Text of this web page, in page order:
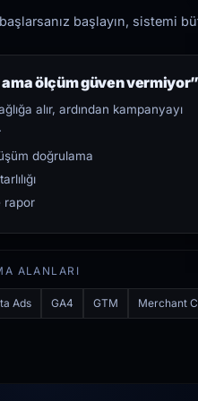
başlayın, sistemi
ölçüm güven
alır, ardından kampanyayı
doğrulama
rapor
ALANLARI
Ads GA4 GTM Merchant